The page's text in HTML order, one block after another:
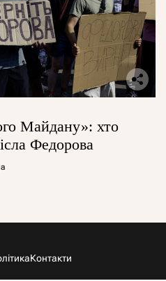
Майдану»: хто
Федорова
Контакти